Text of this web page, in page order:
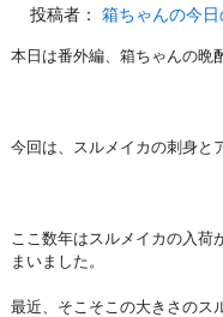
投稿者：箱ちゃんの今日
本日は番外編、箱ちゃんの晩
今回は、スルメイカの刺身と
ここ数年はスルメイカの入荷
まいました。
最近、そこそこの大きさのス